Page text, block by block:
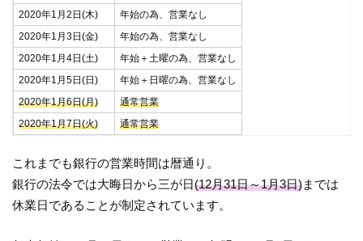
2020年1月2日(木)
年始の為、営業なし
2020年1月3日(金)
年始の為、営業なし
2020年1月4日(土)
年始＋土曜の為、営業なし
2020年1月5日(日)
年始＋日曜の為、営業なし
2020年1月6日(月)
通常営業
2020年1月7日(火)
通常営業
これまでも銀行の営業時間は暦通り。
銀行の法令では大晦日から三が日(12月31日～1月3日)までは
休業日であることが制定されています。